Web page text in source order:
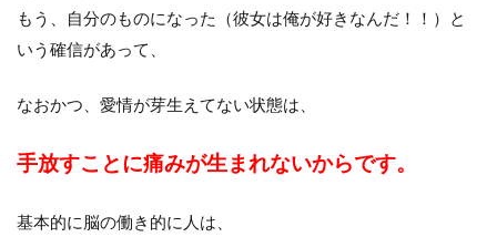
もう、自分のものになった（彼女は俺が好きなんだ！！）と
いう確信があって、
なおかつ、愛情が芽生えてない状態は、
手放すことに痛みが生まれないからです。
基本的に脳の働き的に人は、